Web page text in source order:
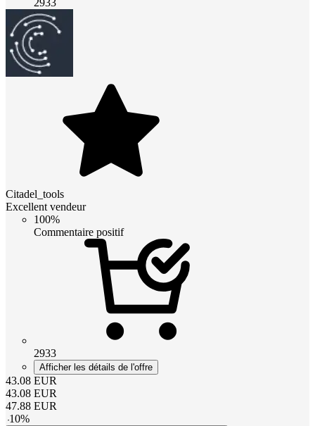
2933
Citadel_tools
Excellent vendeur
100%
Commentaire positif
2933
Afficher les détails de l'offre
43.08 EUR
43.08 EUR
47.88 EUR
-10%